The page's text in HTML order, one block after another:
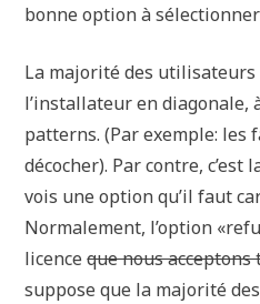
bonne option à
La majorité des utilisateurs
l’installateur en diagonale,
patterns. (Par exemple: les
décocher). Par contre,
vois une option qu’il faut
Normalement, l’option
licenceque nous
suppose que la majorité